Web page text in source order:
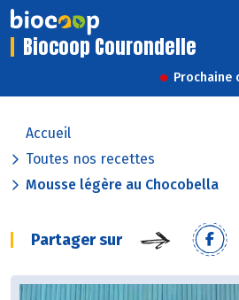
Biocoop Courondelle
Prochaine
Accueil
Toutes nos recettes
Mousse légère au Chocobella
Partager sur